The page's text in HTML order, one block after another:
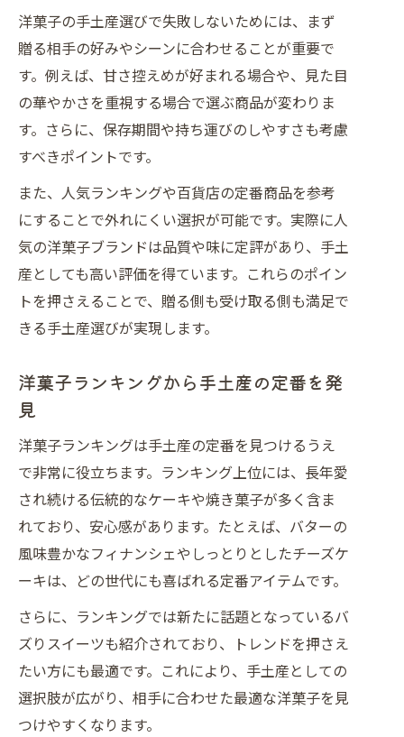
洋菓子の手土産選びで失敗しないためには、まず
贈る相手の好みやシーンに合わせることが重要で
す。例えば、甘さ控えめが好まれる場合や、見た目
の華やかさを重視する場合で選ぶ商品が変わりま
す。さらに、保存期間や持ち運びのしやすさも考慮
すべきポイントです。
また、人気ランキングや百貨店の定番商品を参考
にすることで外れにくい選択が可能です。実際に人
気の洋菓子ブランドは品質や味に定評があり、手土
産としても高い評価を得ています。これらのポイン
トを押さえることで、贈る側も受け取る側も満足で
きる手土産選びが実現します。
洋菓子ランキングから手土産の定番を発
見
洋菓子ランキングは手土産の定番を見つけるうえ
で非常に役立ちます。ランキング上位には、長年愛
され続ける伝統的なケーキや焼き菓子が多く含ま
れており、安心感があります。たとえば、バターの
風味豊かなフィナンシェやしっとりとしたチーズケ
ーキは、どの世代にも喜ばれる定番アイテムです。
さらに、ランキングでは新たに話題となっているバ
ズりスイーツも紹介されており、トレンドを押さえ
たい方にも最適です。これにより、手土産としての
選択肢が広がり、相手に合わせた最適な洋菓子を見
つけやすくなります。